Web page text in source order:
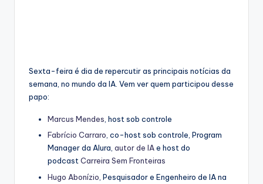
Sexta-feira é dia de repercutir as principais notícias da
semana, no mundo da IA. Vem ver quem participou desse
papo:
Marcus Mendes, host sob controle
Fabrício Carraro, co-host sob controle, Program
Manager da Alura, autor de IAe host do
podcastCarreira Sem Fronteiras
Hugo Abonízio , Pesquisador e Engenheiro de IA na